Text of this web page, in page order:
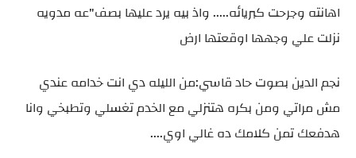
اهانته وجرحت كبريائه..... واذ بيه يرد عليها بصف"عه مدويه
نزلت علي وجهها اوقعتها ارض
نجم الدين بصوت حاد قاسي:من الليله دي انت خدامه عندي
مش مراتي ومن بكره هتنزلي مع الخدم تغسلي وتطبخي وانا
هدفعك تمن كلامك ده غالي اوي....